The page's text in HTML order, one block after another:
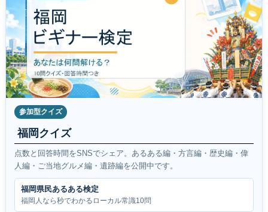
参加型クイズ
福岡クイズ
点数と回答時間をSNSでシェア。あるある編・方言編・歴史編・偉
人編・ご当地グルメ編・遺跡編を公開中です。
福岡県民あるある検定
福岡人なら秒でわかるローカル常識10問